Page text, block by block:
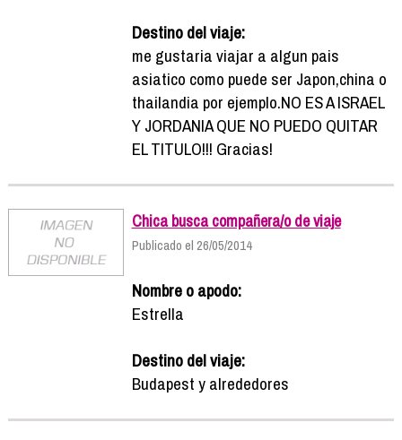
Destino del viaje:
me gustaria viajar a algun pais
asiatico como puede ser Japon,china o
thailandia por ejemplo.NO ES A ISRAEL
Y JORDANIA QUE NO PUEDO QUITAR
EL TITULO!!! Gracias!
Chica busca compañera/o de viaje
Publicado el 26/05/2014
Nombre o apodo:
Estrella
Destino del viaje:
Budapest y alrededores